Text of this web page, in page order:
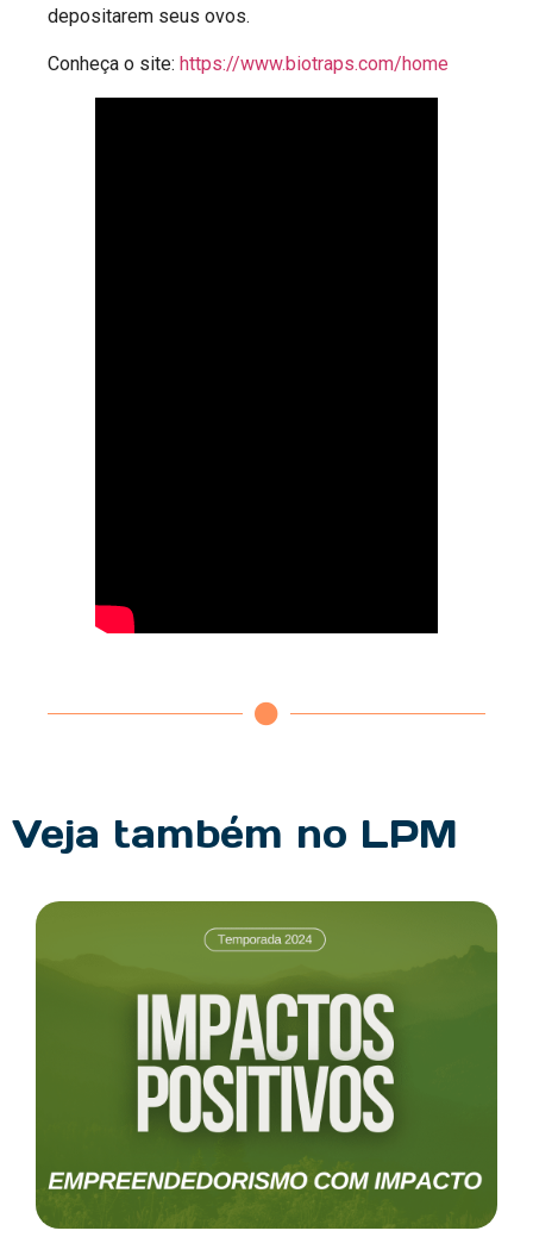
depositarem seus ovos.
Conheça o site: https://www.biotraps.com/home
Veja também no LPM